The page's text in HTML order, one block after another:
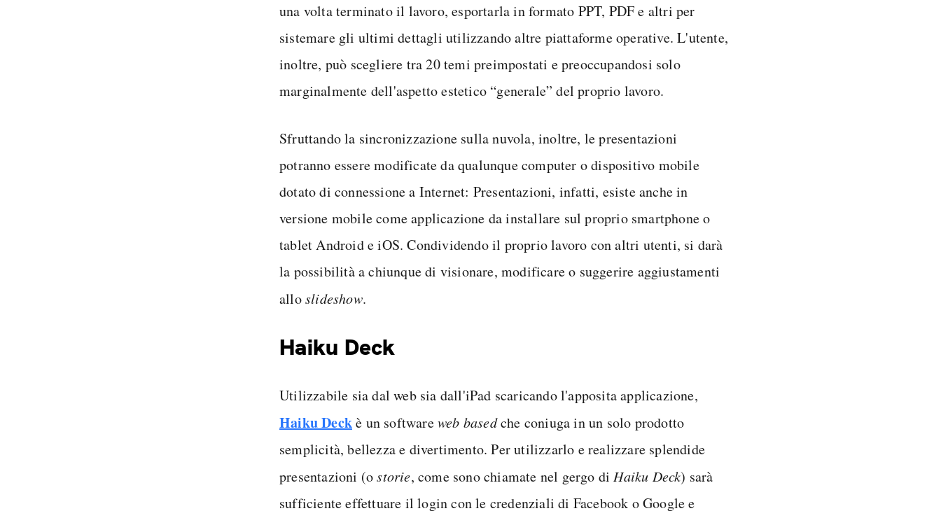
una volta terminato il lavoro, esportarla in formato PPT, PDF e altri per
sistemare gli ultimi dettagli utilizzando altre piattaforme operative. L'utente,
inoltre, può scegliere tra 20 temi preimpostati e preoccupandosi solo
marginalmente dell'aspetto estetico “generale” del proprio lavoro.
Sfruttando la sincronizzazione sulla nuvola, inoltre, le presentazioni
potranno essere modificate da qualunque computer o dispositivo mobile
dotato di connessione a Internet: Presentazioni, infatti, esiste anche in
versione mobile come applicazione da installare sul proprio smartphone o
tablet Android e iOS. Condividendo il proprio lavoro con altri utenti, si darà
la possibilità a chiunque di visionare, modificare o suggerire aggiustamenti
alloslideshow.
Haiku Deck
Utilizzabile sia dal web sia dall'iPad scaricando l'apposita applicazione,
Haiku Deckè un softwareweb basedche coniuga in un solo prodotto
semplicità, bellezza e divertimento. Per utilizzarlo e realizzare splendide
presentazioni (ostorie, come sono chiamate nel gergo diHaiku Deck) sarà
sufficiente effettuare il login con le credenziali di Facebook o Google e